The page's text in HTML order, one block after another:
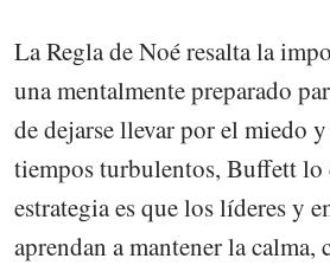
La Regla de Noé resalta la
una mentalmente preparado
de dejarse llevar por el miedo
tiempos turbulentos, Buffett lo
estrategia es que los líderes y
aprendan a mantener la calma,